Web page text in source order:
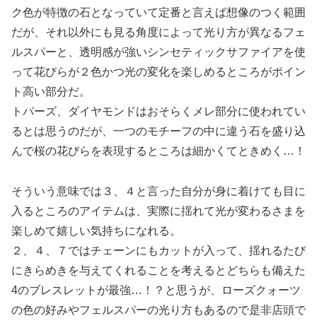
ク色が特徴の石となっていて定番と言えば想像のつく範囲
だが、それ以外にも見る角度によって光り方が異なるフェ
ルスパーと、透明感が強いシンセティックサファイアを使
って花びらが２色かつ光の変化を楽しめるところがポイン
ト高い部分だ。
トパーズ、ダイヤモンドはおそらくメレ部分に使われてい
るとは思うのだが、一つのモチーフの中に違う石を盛り込
んで桜の花びらを表現するところは細かくてときめく…！
そういう意味では３、４と言った自分が身に着けても目に
入るところのアイテムは、実際に揺れて光が変わるさまを
楽しめて嬉しい気持ちになれる。
２、４、７ではチェーンにもカットが入って、揺れるたび
にきらめきを与えてくれる ことを考えるとどちらも備えた
4のブレスレットが最強…！？と思うが、ローズクォーツ
の色の好みやフェルスパーの光り方もあるので是非店頭で